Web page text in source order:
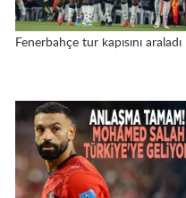
Fenerbahçe tur kapısını araladı